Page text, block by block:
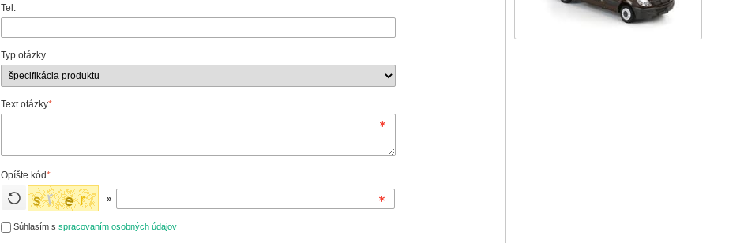
Tel.
Typ otázky
Text otázky*
Opíšte kód*
»
Súhlasím sspracovaním osobných údajov